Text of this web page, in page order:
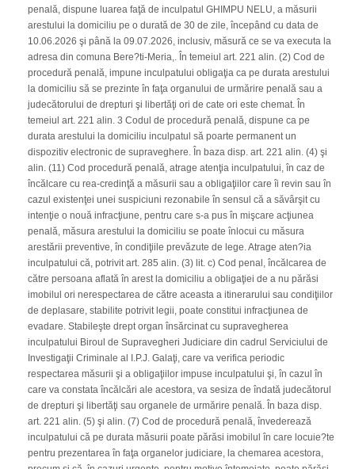
penală, dispune luarea faţă de inculpatul GHIMPU NELU, a măsurii
arestului la domiciliu pe o durată de 30 de zile, începând cu data de
10.06.2026 şi până la 09.07.2026, inclusiv, măsură ce se va executa la
adresa din comuna Bere?ti-Meria,. În temeiul art. 221 alin. (2) Cod de
procedură penală, impune inculpatului obligaţia ca pe durata arestului
la domiciliu să se prezinte în faţa organului de urmărire penală sau a
judecătorului de drepturi şi libertăţi ori de cate ori este chemat. În
temeiul art. 221 alin. 3 Codul de procedură penală, dispune ca pe
durata arestului la domiciliu inculpatul să poarte permanent un
dispozitiv electronic de supraveghere. În baza disp. art. 221 alin. (4) şi
alin. (11) Cod procedură penală, atrage atenţia inculpatului, în caz de
încălcare cu rea-credinţă a măsurii sau a obligaţiilor care îi revin sau în
cazul existenţei unei suspiciuni rezonabile în sensul că a săvârşit cu
intenţie o nouă infracţiune, pentru care s-a pus în mişcare acţiunea
penală, măsura arestului la domiciliu se poate înlocui cu măsura
arestării preventive, în condiţiile prevăzute de lege. Atrage aten?ia
inculpatului că, potrivit art. 285 alin. (3) lit. c) Cod penal, încălcarea de
către persoana aflată în arest la domiciliu a obligaţiei de a nu părăsi
imobilul ori nerespectarea de către aceasta a itinerarului sau condiţiilor
de deplasare, stabilite potrivit legii, poate constitui infracţiunea de
evadare. Stabileşte drept organ însărcinat cu supravegherea
inculpatului Biroul de Supravegheri Judiciare din cadrul Serviciului de
Investigaţii Criminale al I.P.J. Galaţi, care va verifica periodic
respectarea măsurii şi a obligaţiilor impuse inculpatului şi, în cazul în
care va constata încălcări ale acestora, va sesiza de îndată judecătorul
de drepturi şi libertăţi sau organele de urmărire penală. În baza disp.
art. 221 alin. (5) şi alin. (7) Cod de procedură penală, învederează
inculpatului că pe durata măsurii poate părăsi imobilul în care locuie?te
pentru prezentarea în faţa organelor judiciare, la chemarea acestora,